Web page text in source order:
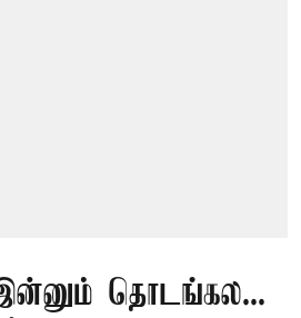
இன்னும் தொடங்கல...